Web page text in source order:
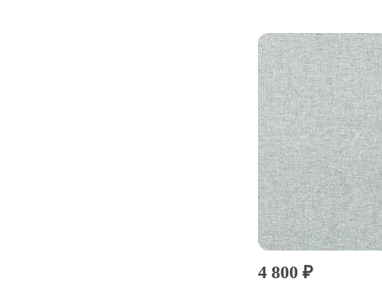
4 800 ₽